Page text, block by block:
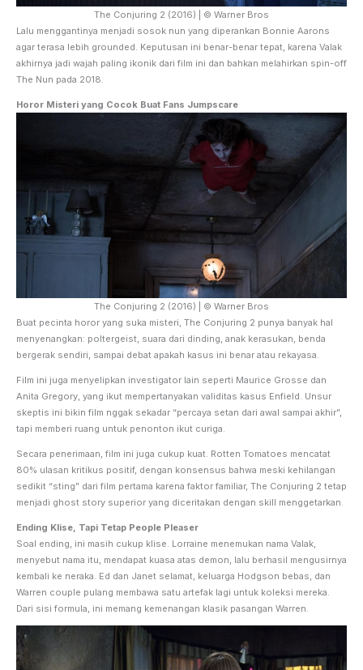
The Conjuring 2 (2016) | © Warner Bros
Lalu menggantinya menjadi sosok nun yang diperankan Bonnie Aarons
agar terasa lebih grounded. Keputusan ini benar-benar tepat, karena Valak
akhirnya jadi wajah paling ikonik dari film ini dan bahkan melahirkan spin-off
The Nun pada 2018.
Horor Misteri yang Cocok Buat Fans Jumpscare
The Conjuring 2 (2016) | © Warner Bros
Buat pecinta horor yang suka misteri, The Conjuring 2 punya banyak hal
menyenangkan: poltergeist, suara dari dinding, anak kerasukan, benda
bergerak sendiri, sampai debat apakah kasus ini benar atau rekayasa.
Film ini juga menyelipkan investigator lain seperti Maurice Grosse dan
Anita Gregory, yang ikut mempertanyakan validitas kasus Enfield. Unsur
skeptis ini bikin film nggak sekadar “percaya setan dari awal sampai akhir”,
tapi memberi ruang untuk penonton ikut curiga.
Secara penerimaan, film ini juga cukup kuat. Rotten Tomatoes mencatat
80% ulasan kritikus positif, dengan konsensus bahwa meski kehilangan
sedikit “sting” dari film pertama karena faktor familiar, The Conjuring 2 tetap
menjadi ghost story superior yang diceritakan dengan skill menggetarkan.
Ending Klise, Tapi Tetap People Pleaser
Soal ending, ini masih cukup klise. Lorraine menemukan nama Valak,
menyebut nama itu, mendapat kuasa atas demon, lalu berhasil mengusirnya
kembali ke neraka. Ed dan Janet selamat, keluarga Hodgson bebas, dan
Warren couple pulang membawa satu artefak lagi untuk koleksi mereka.
Dari sisi formula, ini memang kemenangan klasik pasangan Warren.